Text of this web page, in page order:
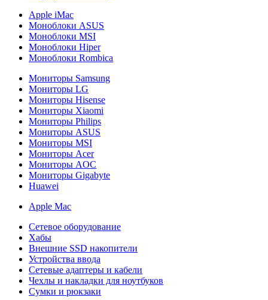
Apple iMac
Моноблоки ASUS
Моноблоки MSI
Моноблоки Hiper
Моноблоки Rombica
Мониторы Samsung
Мониторы LG
Мониторы Hisense
Мониторы Xiaomi
Мониторы Philips
Мониторы ASUS
Мониторы MSI
Мониторы Acer
Мониторы AOC
Мониторы Gigabyte
Huawei
Apple Mac
Сетевое оборудование
Хабы
Внешние SSD накопители
Устройства ввода
Сетевые адаптеры и кабели
Чехлы и накладки для ноутбуков
Сумки и рюкзаки